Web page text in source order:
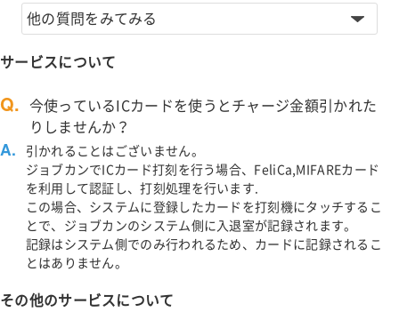
他の質問をみてみる
サービスについて
Q.
今使っているICカードを使うとチャージ金額引かれた
りしませんか？
A.
引かれることはございません。
ジョブカンでICカード打刻を行う場合、FeliCa,MIFAREカード
を利用して認証し、打刻処理を行います.
この場合、システムに登録したカードを打刻機にタッチするこ
とで、ジョブカンのシステム側に入退室が記録されます。
記録はシステム側でのみ行われるため、カードに記録されるこ
とはありません。
その他のサービスについて